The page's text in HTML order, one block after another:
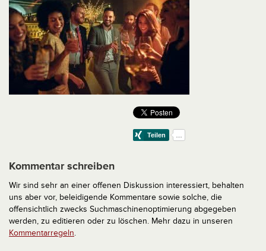
Kommentar schreiben
Wir sind sehr an einer offenen Diskussion interessiert, behalten
uns aber vor, beleidigende Kommentare sowie solche, die
offensichtlich zwecks Suchmaschinenoptimierung abgegeben
werden, zu editieren oder zu löschen. Mehr dazu in unseren
Kommentarregeln.